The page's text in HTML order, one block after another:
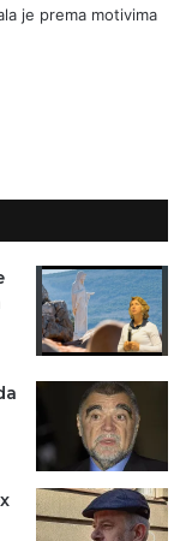
je prema motivima